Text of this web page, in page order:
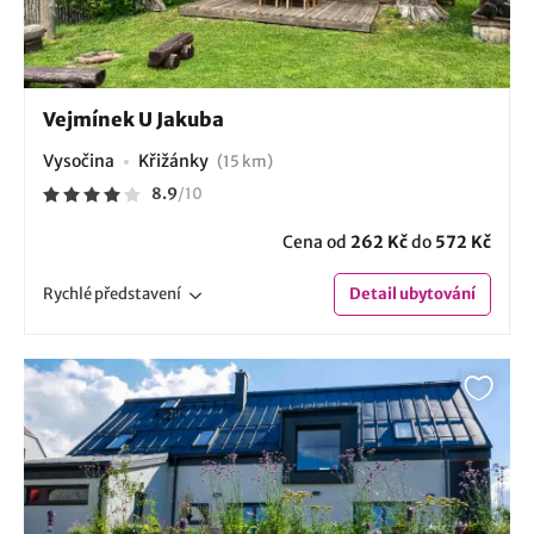
Vejmínek U Jakuba
Vysočina Křižánky (15 km)
8.9/10
Cena od 262 Kčdo 572 Kč
Rychlépředstavení Detailubytování